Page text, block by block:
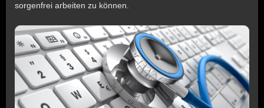
sorgenfrei arbeiten zu können.